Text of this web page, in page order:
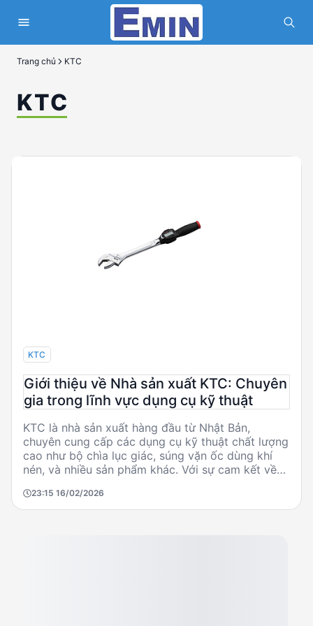
Trang chủ KTC
KTC
KTC
Giới thiệu về Nhà sản xuất KTC: Chuyên
gia trong lĩnh vực dụng cụ kỹ thuật
KTC là nhà sản xuất hàng đầu từ Nhật Bản,
chuyên cung cấp các dụng cụ kỹ thuật chất lượng
cao như bộ chìa lục giác, súng vặn ốc dùng khí
nén, và nhiều sản phẩm khác. Với sự cam kết về
công nghiệp từ sản xuất đến bảo trì. Các sản
phẩm của KTC nổi bật với thiết kế thông minh,
23:15 16/02/2026